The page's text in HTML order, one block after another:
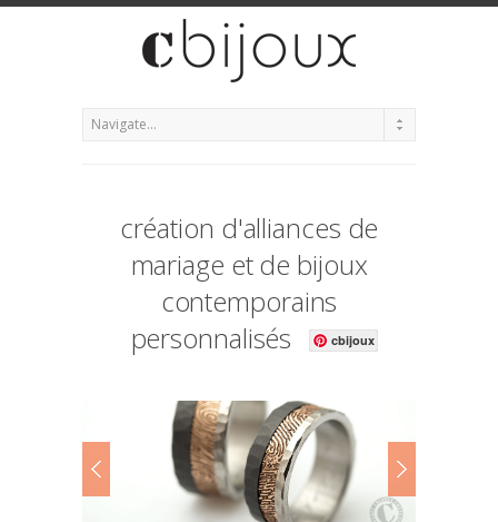
création d'alliances de
mariage et de bijoux
contemporains
personnalisés
cbijoux